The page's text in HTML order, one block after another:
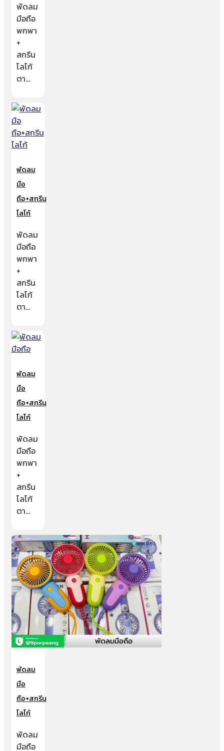
พัดลม
มือถือ
พกพา
+
สกรีน
โลโก้
ตา…
พัดลม
มือ
ถือ+สกรีน
โลโก้
พัดลม
มือถือ
พกพา
+
สกรีน
โลโก้
ตา…
พัดลม
มือ
ถือ+สกรีน
โลโก้
พัดลม
มือถือ
พกพา
+
สกรีน
โลโก้
ตา…
พัดลม
มือ
ถือ+สกรีน
โลโก้
พัดลม
มือถือ